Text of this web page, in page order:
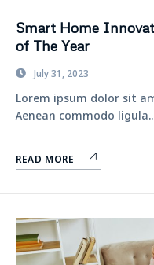
Smart Home
of The Year
July 31, 2023
Lorem ipsum dolor sit
Aenean commodo
READ MORE